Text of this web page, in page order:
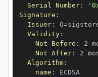
Serial Number:
Signature :
Issuer:
Validity:
Not Before : 2
Not After: 2
Algorithm:
name :